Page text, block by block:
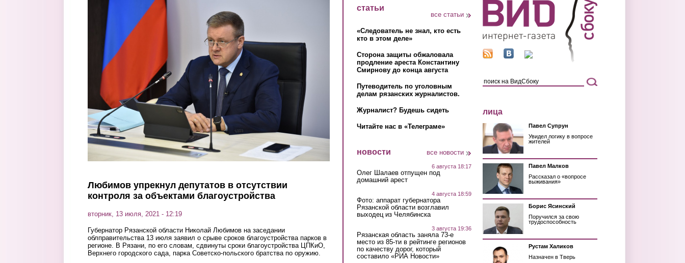
Любимов упрекнул депутатов в отсутствии
контроля за объектами благоустройства
вторник, 13 июля, 2021 - 12:19
Губернатор Рязанской области Николай Любимов на заседании
облправительства 13 июля заявил о срыве сроков благоустройства парков в
регионе. В Рязани, по его словам, сдвинуты сроки благоустройства ЦПКиО,
Верхнего городского сада, парка Советско-польского братства по оружию.
статьи
все статьи
«Следователь не знал, кто есть
кто в этом деле»
Сторона защиты обжаловала
продление ареста Константину
Смирнову до конца августа
Путеводитель по уголовным
делам рязанских журналистов.
Журналист? Будешь сидеть
Читайте нас в «Телеграме»
новости все новости
6 августа 18:17
Олег Шалаев отпущен под
домашний арест
4 августа 18:59
Фото: аппарат губернатора
Рязанской области возглавил
выходец из Челябинска
3 августа 19:36
Рязанская область заняла 73-е
место из 85-ти в рейтинге регионов
по качеству дорог, который
составило «РИА Новости»
лица
Павел Супрун
Увидел логику в вопросе
жителей
Павел Малков
Рассказал о «вопросе
выживания»
Борис Ясинский
Поручился за свою
трудоспособность
Рустам Халиков
Назначен в Тверь